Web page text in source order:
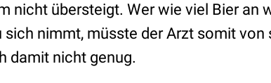
nicht übersteigt. Wer wie viel Bier an
nimmt, müsste der Arzt somit von
damit nicht genug.